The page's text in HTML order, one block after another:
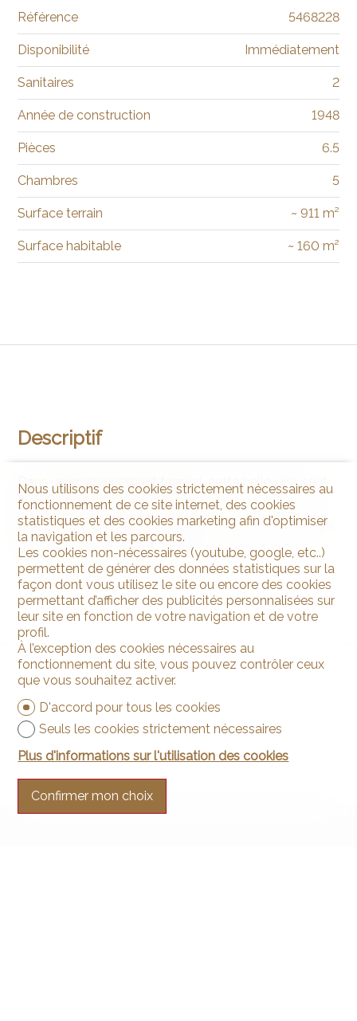
Descriptif
Dans un environnement familial, cette belle villa peut
accueillir une grande famille
Maison de 160 m2 sur 911 m2 de terrain clos et arboré
L'objet dispose de 2 garages fermés
Référence 5468228
Disponibilité Immédiatement
Sanitaires 2
Année de construction 1948
Pièces 6.5
Chambres 5
Surface terrain ~ 911 m²
Surface habitable ~ 160 m²
Nous utilisons des cookies strictement nécessaires au
fonctionnement de ce site internet, des cookies
statistiques et des cookies marketing afin d'optimiser
la navigation et les parcours.
Les cookies non-nécessaires (youtube, google, etc..)
permettent de générer des données statistiques sur la
façon dont vous utilisez le site ou encore des cookies
permettant d’afficher des publicités personnalisées sur
leur site en fonction de votre navigation et de votre
profil.
À l’exception des cookies nécessaires au
fonctionnement du site, vous pouvez contrôler ceux
que vous souhaitez activer.
D'accord pour tous les cookies
Seuls les cookies strictement nécessaires
Plus d'informations sur l'utilisation des cookies
Confirmer mon choix